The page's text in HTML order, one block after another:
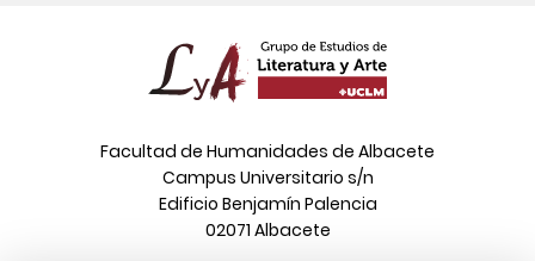
Facultad de Humanidades de Albacete
Campus Universitario s/n
Edificio Benjamín Palencia
02071 Albacete